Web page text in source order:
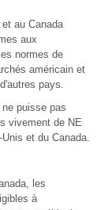
au Canada
aux
normes de
américain et
pays.
puisse pas
vivement de NE
et du Canada.
les
à